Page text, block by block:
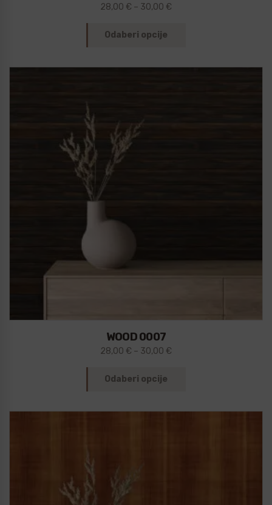
28,00 € – 30,00 €
Odaberi opcije
WOOD 0007
28,00 € – 30,00 €
Odaberi opcije